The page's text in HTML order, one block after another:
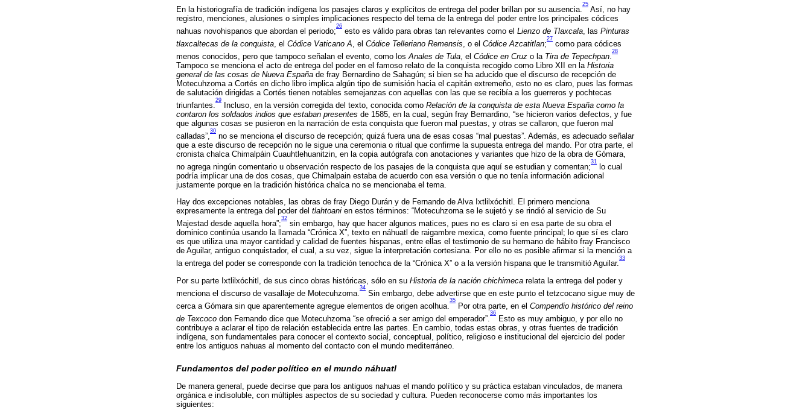
En la historiografía de tradición indígena los pasajes claros y explícitos de entrega del poder brillan por su ausencia.
25
Así, no hay
registro, menciones, alusiones o simples implicaciones respecto del tema de la entrega del poder entre los principales códices
nahuas novohispanos que abordan el periodo;
26
esto es válido para obras tan relevantes como el Lienzo de Tlaxcala, las Pinturas
tlaxcaltecas de la conquista, el Códice Vaticano A, el Códice Telleriano Remensis, o el Códice Azcatitlan;
27
como para códices
menos conocidos, pero que tampoco señalan el evento, como losAnales de Tula, el Códice en Cruz o la Tira de Tepechpan.
28
Tampoco se menciona el acto de entrega del poder en el famoso relato de la conquista recogido como Libro XII en la Historia
general de las cosas de Nueva España de fray Bernardino de Sahagún; si bien se ha aducido que el discurso de recepción de
Motecuhzoma a Cortés en dicho libro implica algún tipo de sumisión hacia el capitán extremeño, esto no es claro, pues las formas
de salutación dirigidas a Cortés tienen notables semejanzas con aquellas con las que se recibía a los guerreros y pochtecas
triunfantes.
29
Incluso, en la versión corregida del texto, conocida como Relación de la conquista de esta Nueva España como la
contaron los soldados indios que estaban presentes de 1585, en la cual, según fray Bernardino, “se hicieron varios defectos, y fue
que algunas cosas se pusieron en la narración de esta conquista que fueron mal puestas, y otras se callaron, que fueron mal
calladas”,
30
no se menciona el discurso de recepción; quizá fuera una de esas cosas “mal puestas”. Además, es adecuado señalar
que a este discurso de recepción no le sigue una ceremonia o ritual que confirme la supuesta entrega del mando. Por otra parte, el
cronista chalca Chimalpáin Cuauhtlehuanitzin, en la copia autógrafa con anotaciones y variantes que hizo de la obra de Gómara,
no agrega ningún comentario u observación respecto de los pasajes de la conquista que aquí se estudian y comentan;
31
lo cual
podría implicar una de dos cosas, que Chimalpain estaba de acuerdo con esa versión o que no tenía información adicional
justamente porque en la tradición histórica chalca no se mencionaba el tema.
Hay dos excepciones notables, las obras de fray Diego Durán y de Fernando de Alva Ixtlilxóchitl. El primero menciona
expresamente la entrega del poder del tlahtoani en estos términos: “Motecuhzoma se le sujetó y se rindió al servicio de Su
Majestad desde aquella hora”;
32
sin embargo, hay que hacer algunos matices, pues no es claro si en esa parte de su obra el
dominico continúa usando la llamada “Crónica X”, texto en náhuatl de raigambre mexica, como fuente principal; lo que sí es claro
es que utiliza una mayor cantidad y calidad de fuentes hispanas, entre ellas el testimonio de su hermano de hábito fray Francisco
de Aguilar, antiguo conquistador, el cual, a su vez, sigue la interpretación cortesiana. Por ello no es posible afirmar si la mención a
la entrega del poder se corresponde con la tradición tenochca de la “Crónica X” o a la versión hispana que le transmitió Aguilar.
33
Por su parte Ixtlilxóchitl, de sus cinco obras históricas, sólo en su Historia de la nación chichimeca relata la entrega del poder y
menciona el discurso de vasallaje de Motecuhzoma.
34
Sin embargo, debe advertirse que en este punto el tetzcocano sigue muy de
cerca a Gómara sin que aparentemente agregue elementos de origen acolhua.
35
Por otra parte, en el Compendio histórico del reino
de Texcoco don Fernando dice que Motecuhzoma “se ofreció a ser amigo del emperador”.
36
Esto es muy ambiguo, y por ello no
contribuye a aclarar el tipo de relación establecida entre las partes. En cambio, todas estas obras, y otras fuentes de tradición
indígena, son fundamentales para conocer el contexto social, conceptual, político, religioso e institucional del ejercicio del poder
entre los antiguos nahuas al momento del contacto con el mundo mediterráneo.
Fundamentos del poder político en el mundo náhuatl
De manera general, puede decirse que para los antiguos nahuas el mando político y su práctica estaban vinculados, de manera
orgánica e indisoluble, con múltiples aspectos de su sociedad y cultura. Pueden reconocerse como más importantes los
siguientes: